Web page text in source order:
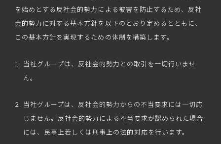
を始めとする反社会的勢力による被害を防止するため、反社
会的勢力に対する基本方針を以下のとおり定めるとともに、
この基本方針を実現するための体制を構築します。
当社グループは、反社会的勢力との取引を一切行いませ
ん。
当社グループは、反社会的勢力からの不当要求には一切応
じません。反社会的勢力による不当要求が認められた場合
には、民事上若しくは刑事上の法的対応を行います。